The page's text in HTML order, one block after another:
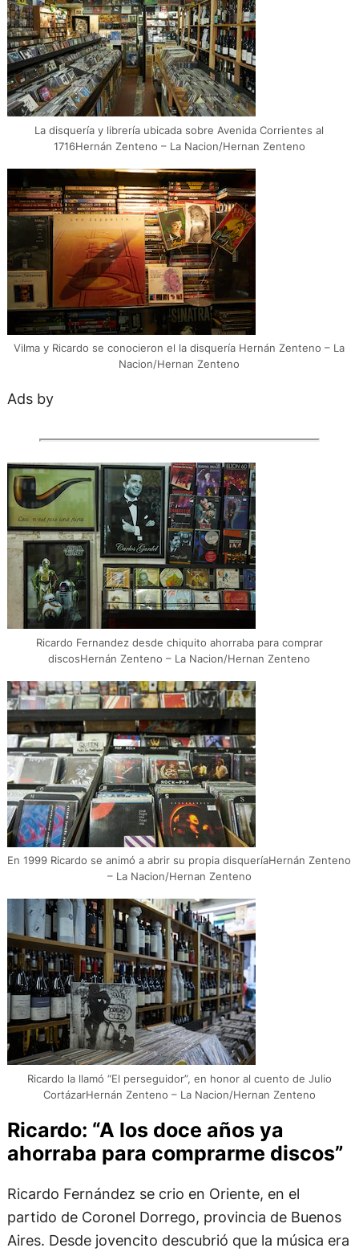
La disquería y librería ubicada sobre Avenida Corrientes al
1716Hernán Zenteno – La Nacion/Hernan Zenteno
Vilma y Ricardo se conocieron el la disquería Hernán Zenteno – La
Nacion/Hernan Zenteno
Ads by
Ricardo Fernandez desde chiquito ahorraba para comprar
discosHernán Zenteno – La Nacion/Hernan Zenteno
En 1999 Ricardo se animó a abrir su propia disqueríaHernán Zenteno
– La Nacion/Hernan Zenteno
Ricardo la llamó “El perseguidor”, en honor al cuento de Julio
CortázarHernán Zenteno – La Nacion/Hernan Zenteno
Ricardo: “A los doce años ya
ahorraba para comprarme discos”
Ricardo Fernández se crio en Oriente, en el
partido de Coronel Dorrego, provincia de Buenos
Aires. Desde jovencito descubrió que la música era